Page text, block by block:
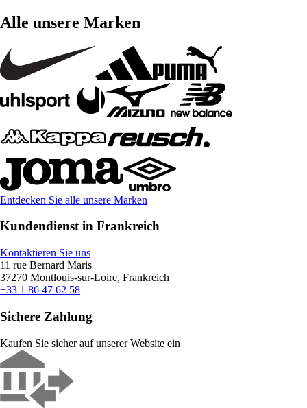
Alle unsere Marken
Entdecken Sie alle unsere Marken
Kundendienst in Frankreich
Kontaktieren Sie uns
11 rue Bernard Maris
37270 Montlouis-sur-Loire, Frankreich
+33 1 86 47 62 58
Sichere Zahlung
Kaufen Sie sicher auf unserer Website ein